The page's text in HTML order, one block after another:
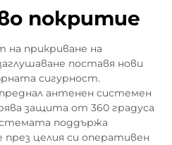
покритие
прикриване на
поставя нови
сигурност.
антенен системен
защита от 360 градуса
поддържа
целия си оперативен